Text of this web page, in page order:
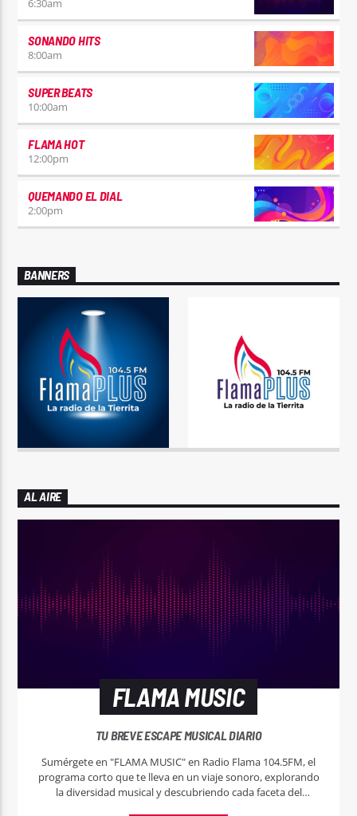
6:30am
SONANDO HITS
8:00am
SUPER BEATS
10:00am
FLAMA HOT
12:00pm
QUEMANDO EL DIAL
2:00pm
BANNERS
AL AIRE
FLAMA MUSIC
TU BREVE ESCAPE MUSICAL DIARIO
Sumérgete en "FLAMA MUSIC" en Radio Flama 104.5FM, el
programa corto que te lleva en un viaje sonoro, explorando
la diversidad musical y descubriendo cada faceta del